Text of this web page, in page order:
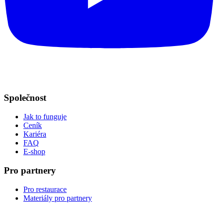
Společnost
Jak to funguje
Ceník
Kariéra
FAQ
E-shop
Pro partnery
Pro restaurace
Materiály pro partnery